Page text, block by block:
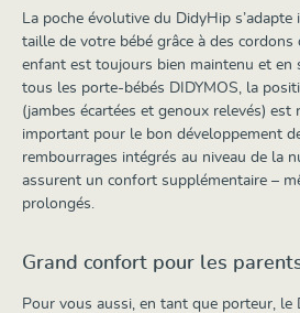
La poche évolutive du DidyHip
taille de votre bébé grâce à des cordons
enfant est toujours bien maintenu et en
tous les porte-bébés DIDYMOS, la
(jambes écartées et genoux relevés) est
important pour le bon développement
rembourrages intégrés au niveau de la
assurent un confort supplémentaire –
prolongés.
Grand confort pour les
Pour vous aussi, en tant que porteur, le